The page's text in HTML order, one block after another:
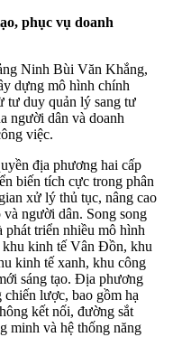
phục vụ doanh
Ninh Bùi Văn Khắng,
dựng mô hình chính
tư duy quản lý sang tư
người dân và doanh
việc.
địa phương hai cấp
biến tích cực trong phân
xử lý thủ tục, nâng cao
người dân. Song song
triển nhiều mô hình
khu kinh tế Vân Đồn, khu
kinh tế xanh, khu công
sáng tạo. Địa phương
lược, bao gồm hạ
kết nối, đường sắt
minh và hệ thống năng